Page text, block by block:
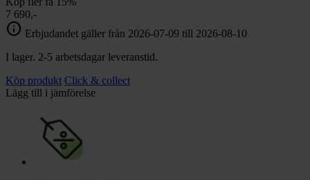
7 690,-
info Erbjudandet gäller från 2026-07-09 till 2026-08-10
I lager. 2-5 arbetsdagar leveranstid.
Köp produkt Click & collect
Lägg till i jämförelse